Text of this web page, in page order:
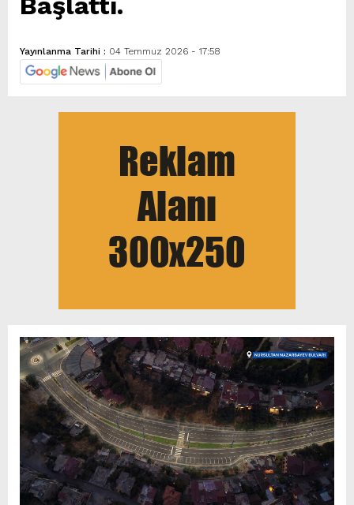
Yayınlanma Tarihi : 04 Temmuz 2026 - 17:58